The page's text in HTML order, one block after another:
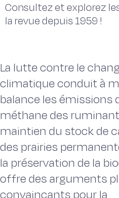
Consultez et explorez
la revue depuis 1959 !
La lutte contre le
climatique conduit à
balance les émissions
méthane des
maintien du stock de
des prairies
la préservation de la
offre des arguments